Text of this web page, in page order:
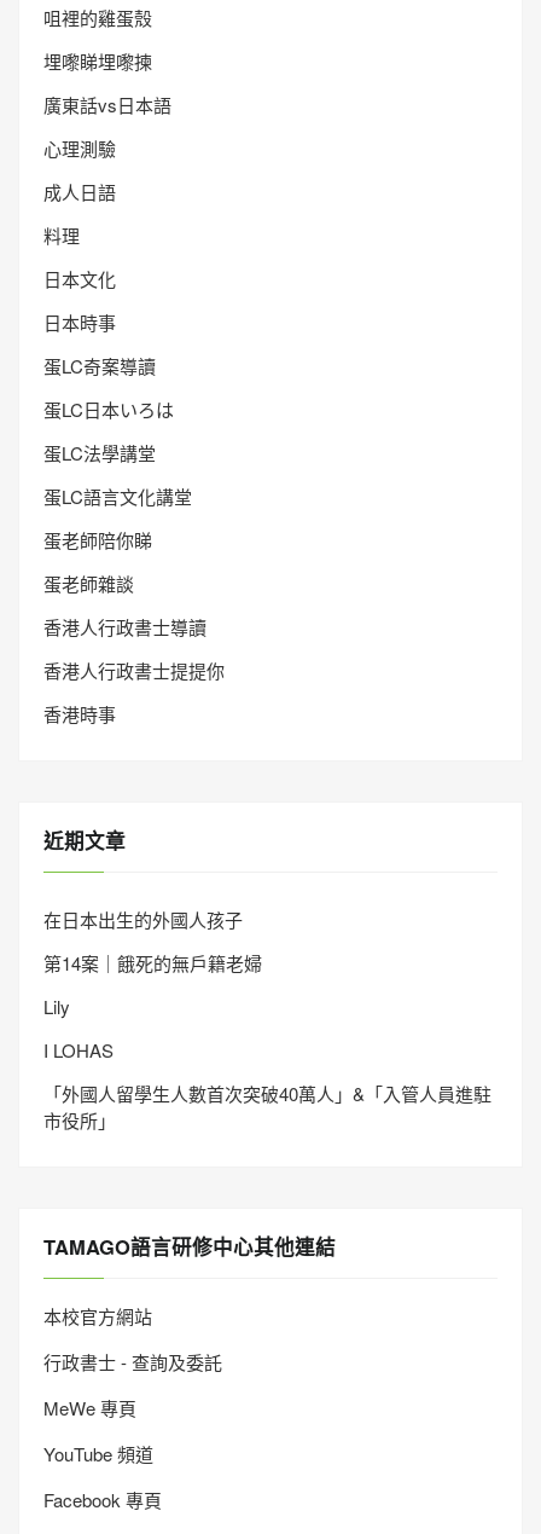
咀裡的雞蛋殼
埋嚟睇埋嚟揀
廣東話vs日本語
心理測驗
成人日語
料理
日本文化
日本時事
蛋LC奇案導讀
蛋LC日本いろは
蛋LC法學講堂
蛋LC語言文化講堂
蛋老師陪你睇
蛋老師雜談
香港人行政書士導讀
香港人行政書士提提你
香港時事
近期文章
在日本出生的外國人孩子
第14案｜餓死的無戶籍老婦
Lily
I LOHAS
「外國人留學生人數首次突破40萬人」&「入管人員進駐
市役所」
TAMAGO語言研修中心其他連結
本校官方網站
行政書士 - 查詢及委託
MeWe 專頁
YouTube 頻道
Facebook 專頁